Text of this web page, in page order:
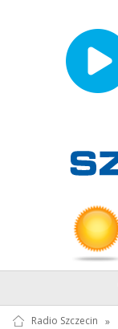
Radio Szczecin »